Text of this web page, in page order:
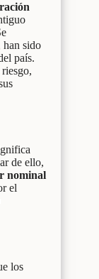
han sido
país.
de ello,
nominal
el
los